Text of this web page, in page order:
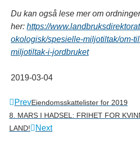
Du kan også lese mer om
her: https://
okologisk/spesielle-miljotiltak/om-
miljotiltak-i-jordbruket
2019-03-04
PrevEiendomsskattelister for 2019
8. MARS I HADSEL: FRIHET FOR
LAND!
Next